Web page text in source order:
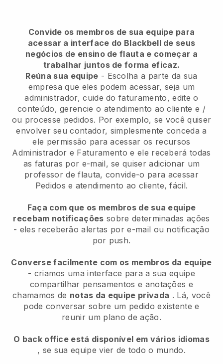
Convide os membros de sua equipe para
acessar a interface do Blackbell de seus
negócios de ensino de flauta e começar a
trabalhar juntos de forma eficaz.
Reúna sua equipe - Escolha a parte da sua
empresa que eles podem acessar, seja um
administrador, cuide do faturamento, edite o
conteúdo, gerencie o atendimento ao cliente e /
ou processe pedidos. Por exemplo, se você quiser
envolver seu contador, simplesmente conceda a
ele permissão para acessar os recursos
Administrador e Faturamento e ele receberá todas
as faturas por e-mail, se quiser adicionar um
professor de flauta, convide-o para acessar
Pedidos e atendimento ao cliente, fácil.
Faça com que os membros de sua equipe
recebam notificações sobre determinadas ações
- eles receberão alertas por e-mail ou notificação
por push.
Converse facilmente com os membros da equipe
- criamos uma interface para a sua equipe
compartilhar pensamentos e anotações e
chamamos de notas da equipe privada . Lá, você
pode conversar sobre um pedido existente e
reunir um plano de ação.
O back office está disponível em vários idiomas
, se sua equipe vier de todo o mundo.